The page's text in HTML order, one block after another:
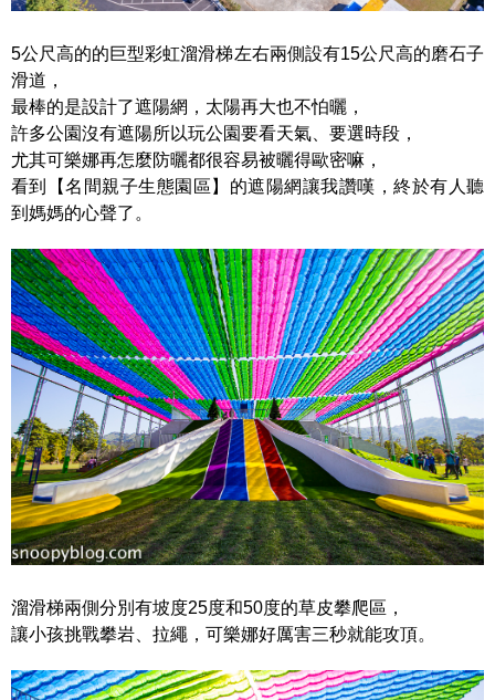
5公尺高的的巨型彩虹溜滑梯左右兩側設有15公尺高的磨石子
滑道，
最棒的是設計了遮陽網，太陽再大也不怕曬，
許多公園沒有遮陽所以玩公園要看天氣、要選時段，
尤其可樂娜再怎麼防曬都很容易被曬得歐密嘛，
看到【名間親子生態園區】的遮陽網讓我讚嘆，終於有人聽
到媽媽的心聲了。
溜滑梯兩側分別有坡度25度和50度的草皮攀爬區，
讓小孩挑戰攀岩、拉繩，可樂娜好厲害三秒就能攻頂。